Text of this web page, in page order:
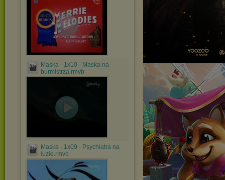
Maska - 1x10 - Maska na
burmistrza.rmvb
Maska - 1x09 - Psychiatra na
luzie.rmvb